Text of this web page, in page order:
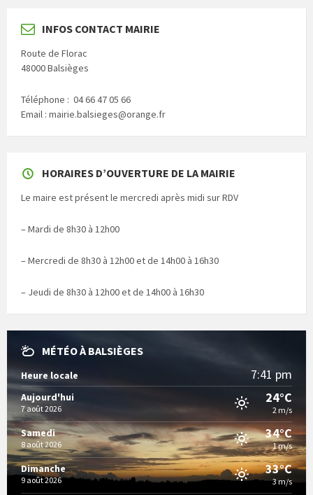
INFOS CONTACT MAIRIE
Route de Florac
48000 Balsièges
Téléphone : 04 66 47 05 66
Email : mairie.balsieges@orange.fr
HORAIRES D’OUVERTURE DE LA MAIRIE
Le maire est présent le mercredi après midi sur RDV
– Mardi de 8h30 à 12h00
– Mercredi de 8h30 à 12h00 et de 14h00 à 16h30
– Jeudi de 8h30 à 12h00 et de 14h00 à 16h30
MÉTÉO À BALSIÈGES
Heure locale 7:41 pm
Aujourd'hui
7 août 2026
24°C
2 m/s
Samedi
8 août 2026
34°C
1 m/s
Dimanche
9 août 2026
33°C
3 m/s